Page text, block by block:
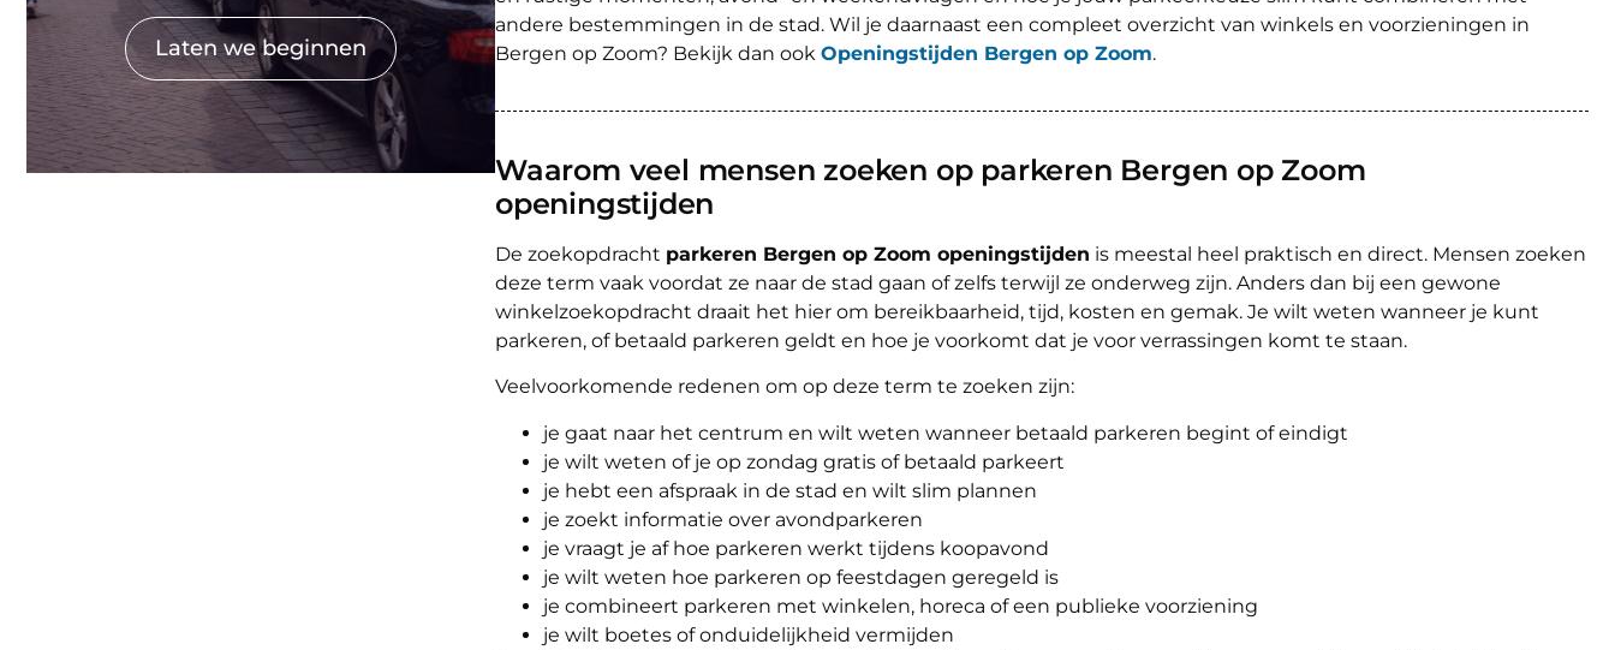
andere bestemmingen in de stad. Wil je daarnaast een compleet overzicht van winkels en voorzieningen in
Bergen op Zoom? Bekijk dan ook Openingstijden Bergen op Zoom.
Waarom veel mensen zoeken op parkeren Bergen op Zoom
openingstijden
De zoekopdracht parkeren Bergen op Zoom openingstijden is meestal heel praktisch en direct. Mensen zoeken
deze term vaak voordat ze naar de stad gaan of zelfs terwijl ze onderweg zijn. Anders dan bij een gewone
winkelzoekopdracht draait het hier om bereikbaarheid, tijd, kosten en gemak. Je wilt weten wanneer je kunt
parkeren, of betaald parkeren geldt en hoe je voorkomt dat je voor verrassingen komt te staan.
Veelvoorkomende redenen om op deze term te zoeken zijn:
je gaat naar het centrum en wilt weten wanneer betaald parkeren begint of eindigt
je wilt weten of je op zondag gratis of betaald parkeert
je hebt een afspraak in de stad en wilt slim plannen
je zoekt informatie over avondparkeren
je vraagt je af hoe parkeren werkt tijdens koopavond
je wilt weten hoe parkeren op feestdagen geregeld is
je combineert parkeren met winkelen, horeca of een publieke voorziening
je wilt boetes of onduidelijkheid vermijden
Laten we beginnen